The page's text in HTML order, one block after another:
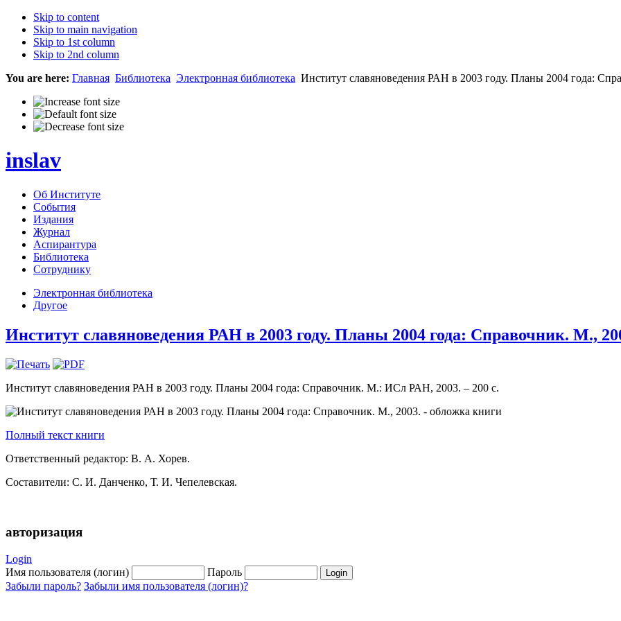
Skip to content
Skip to main navigation
Skip to 1st column
Skip to 2nd column
You are here: Главная Библиотека Электронная библиотека Институт славяноведения РАН в 2003 году. Планы 2004 года:
inslav
Об Институте
События
Издания
Журнал
Аспирантура
Библиотека
Сотруднику
Электронная библиотека
Другое
Институт славяноведения РАН в 2003 году. Планы 2004 года: Справочник. М.,
Институт славяноведения РАН в 2003 году. Планы 2004 года: Справочник. М.: ИСл РАН, 2003. – 200 с.
Полный текст книги
Ответственный редактор: В. А. Хорев.
Составители: С. И. Данченко, Т. И. Чепелевская.
авторизация
Login
Имя пользователя (логин)
Пароль
Забыли пароль? Забыли имя пользователя (логин)?